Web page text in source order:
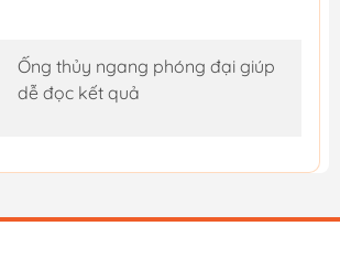
Ống thủy ngang phóng đại giúp
dễ đọc kết quả